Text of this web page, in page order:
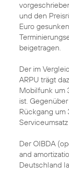
und den
Euro
beigetragen.
Der im
ARPU trägt
Mobilfunk um
ist.
Rückgang um
Der OIBDA
and
Deutschland